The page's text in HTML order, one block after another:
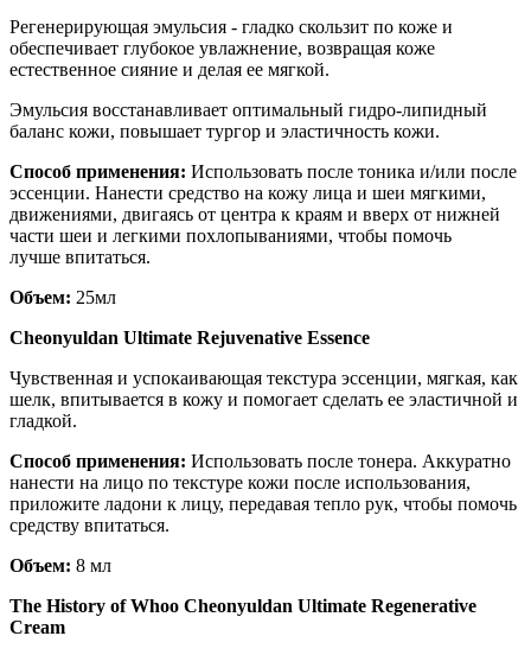
Регенерирующая эмульсия - гладко скользит по коже и
обеспечивает глубокое увлажнение, возвращая коже
естественное сияние и делая ее мягкой.
Эмульсия восстанавливает оптимальный гидро-липидный
баланс кожи, повышает тургор и эластичность кожи.
Способ применения: Использовать после тоника и/или после
эссенции. Нанести средство на кожу лица и шеи мягкими,
движениями, двигаясь от центра к краям и вверх от нижней
части шеи и легкими похлопываниями, чтобы помочь
лучше впитаться.
Объем: 25мл
Cheonyuldan Ultimate Rejuvenative Essence
Чувственная и успокаивающая текстура эссенции, мягкая, как
шелк, впитывается в кожу и помогает сделать ее эластичной и
гладкой.
Способ применения: Использовать после тонера. Аккуратно
нанести на лицо по текстуре кожи после использования,
приложите ладони к лицу, передавая тепло рук, чтобы помочь
средству впитаться.
Объем: 8 мл
The History of Whoo Cheonyuldan Ultimate Regenerative
Cream